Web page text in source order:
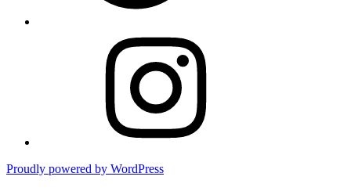
Proudly powered by WordPress